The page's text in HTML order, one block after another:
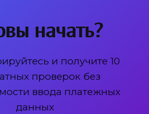
начать?
и получите 10
проверок без
ввода платежных
данных